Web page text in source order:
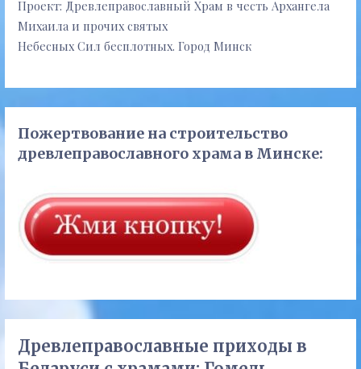
Проект: Древлеправославный Храм в честь Архангела
Михаила и прочих святых
Небесных Сил бесплотных. Город Минск
Пожертвование на строительство
древлеправославного храма в Минске:
Древлеправославные приходы в